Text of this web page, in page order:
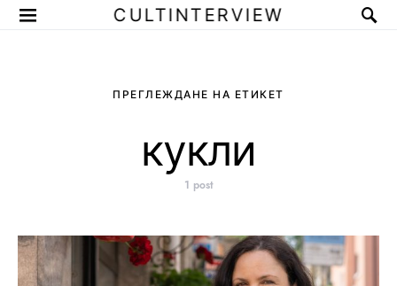
CULTINTERVIEW
ПРЕГЛЕЖДАНЕ НА ЕТИКЕТ
кукли
1 post